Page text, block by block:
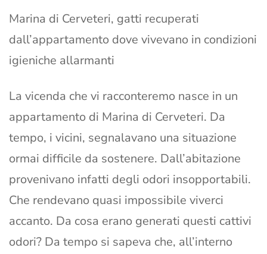
Marina di Cerveteri, gatti recuperati
dall’appartamento dove vivevano in condizioni
igieniche allarmanti
La vicenda che vi racconteremo nasce in un
appartamento di Marina di Cerveteri. Da
tempo, i vicini, segnalavano una situazione
ormai difficile da sostenere. Dall’abitazione
provenivano infatti degli odori insopportabili.
Che rendevano quasi impossibile viverci
accanto. Da cosa erano generati questi cattivi
odori? Da tempo si sapeva che, all’interno